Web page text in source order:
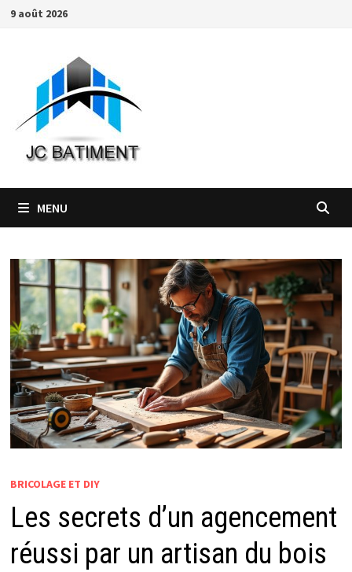
Passer
9 août 2026
MENU
BRICOLAGE ET DIY
Les secrets d’un agencement
réussi par un artisan du bois